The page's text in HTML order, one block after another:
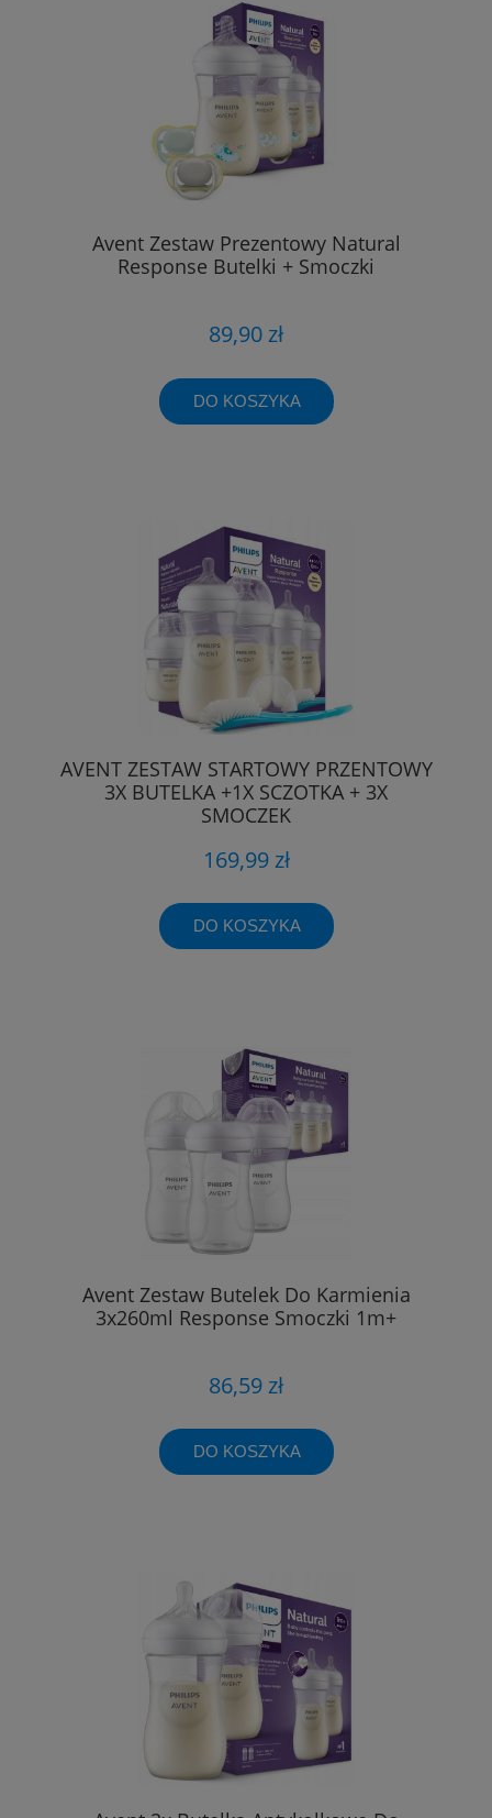
Avent Zestaw Prezentowy Natural
Response Butelki + Smoczki
89,90 zł
DO KOSZYKA
AVENT ZESTAW STARTOWY PRZENTOWY
3X BUTELKA +1X SCZOTKA + 3X
SMOCZEK
169,99 zł
DO KOSZYKA
Avent Zestaw Butelek Do Karmienia
3x260ml Response Smoczki 1m+
86,59 zł
DO KOSZYKA